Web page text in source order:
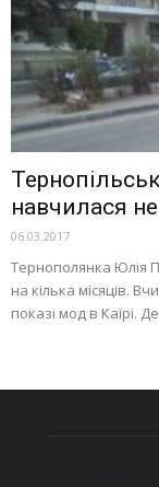
навчилася
06.03.2017
Тернополянка Юлія
на кілька місяців.
показі мод в Каїрі.